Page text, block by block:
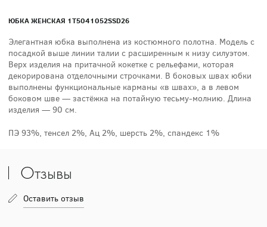
ЮБКА ЖЕНСКАЯ 1T5041052SSD26
Элегантная юбка выполнена из костюмного полотна. Модель с
посадкой выше линии талии с расширенным к низу силуэтом.
Верх изделия на притачной кокетке с рельефами, которая
декорирована отделочными строчками. В боковых швах юбки
выполнены функциональные карманы «в швах», а в левом
боковом шве — застёжка на потайную тесьму-молнию. Длина
изделия — 90 см.
ПЭ 93%, тенсел 2%, Ац 2%, шерсть 2%, спандекс 1%
Отзывы
Оставить отзыв